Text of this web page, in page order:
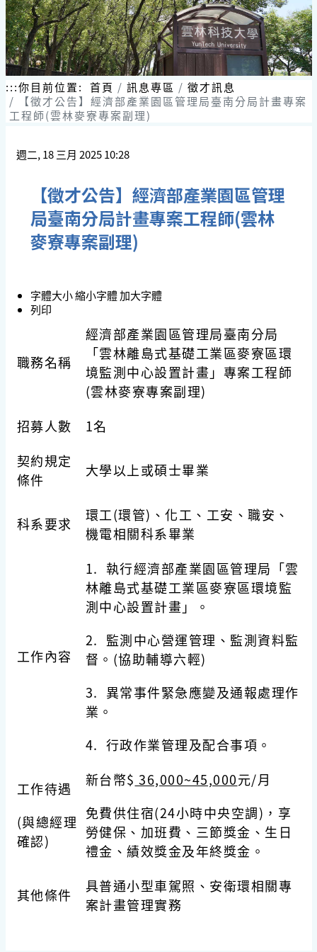
:::你目前位置: 首頁 訊息專區
徵才訊息
【徵才公告】經濟部產業園區管理局臺南分局計畫專案
工程師(雲林麥寮專案副理)
週二, 18 三月 2025 10:28
【徵才公告】經濟部產業園區管理
局臺南分局計畫專案工程師(雲林
麥寮專案副理)
字體大小縮小字體加大字體
列印
職務名稱
經濟部產業園區管理局臺南分局
「雲林離島式基礎工業區麥寮區環
境監測中心設置計畫」專案工程師
(雲林麥寮專案副理)
招募人數
1名
契約規定
條件
大學以上或碩士畢業
科系要求
環工(環管)、化工、工安、職安、
機電相關科系畢業
工作內容
1. 執行經濟部產業園區管理局「雲
林離島式基礎工業區麥寮區環境監
測中心設置計畫」。
2. 監測中心營運管理、監測資料監
督。(協助輔導六輕)
3. 異常事件緊急應變及通報處理作
業。
4. 行政作業管理及配合事項。
工作待遇
(與總經理
確認)
新台幣$ 36,000~45,000元/月
免費供住宿(24小時中央空調) ，享
勞健保、加班費、三節獎金、生日
禮金、績效獎金及年終獎金。
其他條件
具普通小型車駕照、安衛環相關專
案計畫管理實務